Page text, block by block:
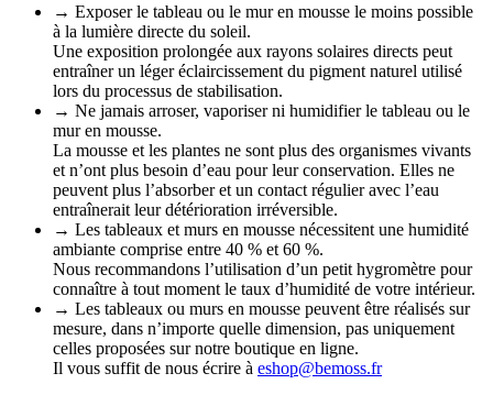
→ Exposer le tableau ou le mur en mousse le moins possible
à la lumière directe du soleil.
Une exposition prolongée aux rayons solaires directs peut
entraîner un léger éclaircissement du pigment naturel utilisé
lors du processus de stabilisation.
→ Ne jamais arroser, vaporiser ni humidifier le tableau ou le
mur en mousse.
La mousse et les plantes ne sont plus des organismes vivants
et n’ont plus besoin d’eau pour leur conservation. Elles ne
peuvent plus l’absorber et un contact régulier avec l’eau
entraînerait leur détérioration irréversible.
→ Les tableaux et murs en mousse nécessitent une humidité
ambiante comprise entre 40 % et 60 %.
Nous recommandons l’utilisation d’un petit hygromètre pour
connaître à tout moment le taux d’humidité de votre intérieur.
→ Les tableaux ou murs en mousse peuvent être réalisés sur
mesure, dans n’importe quelle dimension, pas uniquement
celles proposées sur notre boutique en ligne.
Il vous suffit de nous écrire à eshop@bemoss.fr